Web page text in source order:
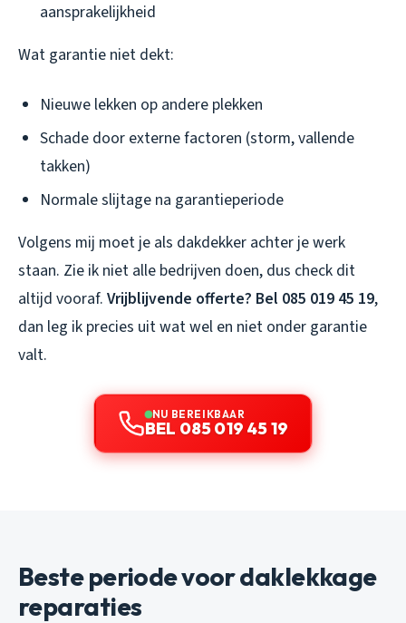
aansprakelijkheid
Wat garantie niet dekt:
Nieuwe lekken op andere plekken
Schade door externe factoren (storm, vallende
takken)
Normale slijtage na garantieperiode
Volgens mij moet je als dakdekker achter je werk
staan. Zie ik niet alle bedrijven doen, dus check dit
altijd vooraf. Vrijblijvende offerte? Bel 085 019 45 19,
dan leg ik precies uit wat wel en niet onder garantie
valt.
NU BEREIKBAAR
BEL 085 019 45 19
Beste periode voor daklekkage
reparaties